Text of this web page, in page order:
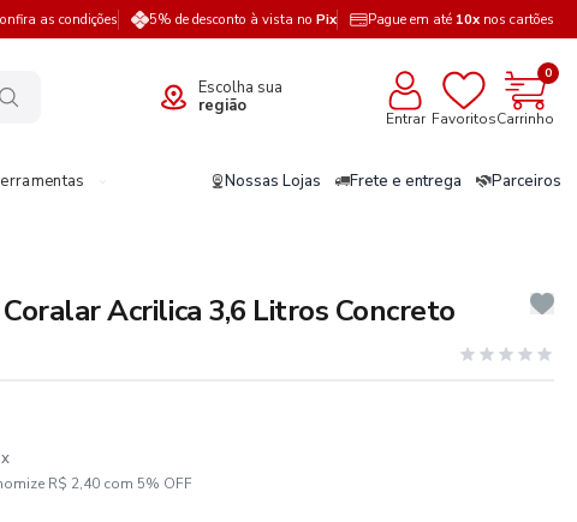
as condições 5% de desconto à vista no Pix Pague em até 10x nos cartões
Escolha sua
região
Entrar Favoritos
0
Carrinho
Nossas Lojas Frete e entrega Parceiros
Acrilica 3,6 Litros Concreto
R$ 2,40 com 5% OFF